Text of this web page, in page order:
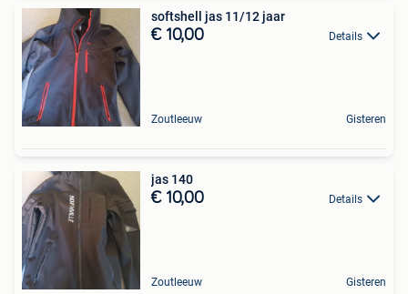
softshell jas 11/12 jaar
€ 10,00 Details
Zoutleeuw Gisteren
jas 140
€ 10,00 Details
Zoutleeuw Gisteren